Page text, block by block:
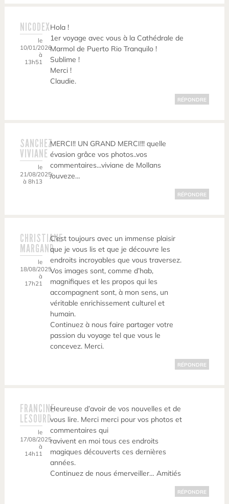
NICODEX
le
10/01/2026
à
13h51
Hola !
1er voyage avec vous à la Cathédrale de
Marmol de Puerto Rio Tranquilo !
Sublime !
Merci !
Claudie.
RÉPONDRE
SANCHEZ
VIVIANE
le
21/08/2025
à 8h13
MERCI!! UN GRAND MERCI!!! quelle
évasion grâce vos photos..vos
commentaires…viviane de Mollans
/ouveze…
RÉPONDRE
CHRISTIANE
MARGAND
le
18/08/2025
à
17h21
C’est toujours avec un immense plaisir
que je vous lis et que je découvre les
endroits incroyables que vous traversez.
Vos images sont, comme d’hab,
magnifiques et les propos qui les
accompagnent sont, à mon sens, un
véritable enrichissement culturel et
humain.
Continuez à nous faire partager votre
passion du voyage tel que vous le
concevez. Merci.
RÉPONDRE
FRANCINE
LESOURD
le
17/08/2025
à
14h11
Heureuse d’avoir de vos nouvelles et de
vous lire. Merci merci pour vos photos et
commentaires qui
ravivent en moi tous ces endroits
magiques découverts ces dernières
années.
Continuez de nous émerveiller… Amitiés
RÉPONDRE